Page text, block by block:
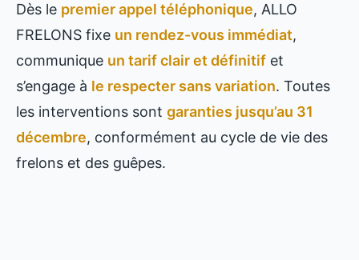
Dès le premier appel téléphonique, ALLO
FRELONS fixe un rendez-vous immédiat,
communique un tarif clair et définitif et
s’engage à le respecter sans variation. Toutes
les interventions sont garanties jusqu’au 31
décembre, conformément au cycle de vie des
frelons et des guêpes.